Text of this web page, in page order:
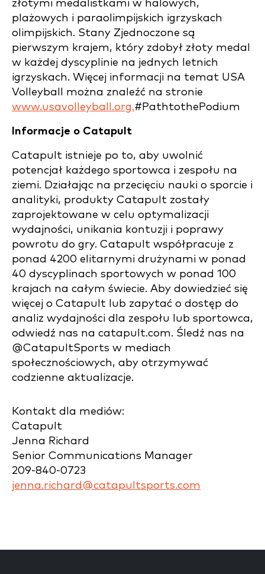
złotymi medalistkami w halowych,
plażowych i paraolimpijskich igrzyskach
olimpijskich. Stany Zjednoczone są
pierwszym krajem, który zdobył złoty medal
w każdej dyscyplinie na jednych letnich
igrzyskach. Więcej informacji na temat USA
Volleyball można znaleźć na stronie
www.usavolleyball.org.#PathtothePodium
Informacje o Catapult
Catapult istnieje po to, aby uwolnić
potencjał każdego sportowca i zespołu na
ziemi. Działając na przecięciu nauki o sporcie i
analityki, produkty Catapult zostały
zaprojektowane w celu optymalizacji
wydajności, unikania kontuzji i poprawy
powrotu do gry. Catapult współpracuje z
ponad 4200 elitarnymi drużynami w ponad
40 dyscyplinach sportowych w ponad 100
krajach na całym świecie. Aby dowiedzieć się
więcej o Catapult lub zapytać o dostęp do
analiz wydajności dla zespołu lub sportowca,
odwiedź nas na catapult.com. Śledź nas na
@CatapultSports w mediach
społecznościowych, aby otrzymywać
codzienne aktualizacje.
Kontakt dla mediów:
Catapult
Jenna Richard
Senior Communications Manager
209-840-0723
jenna.richard@catapultsports.com